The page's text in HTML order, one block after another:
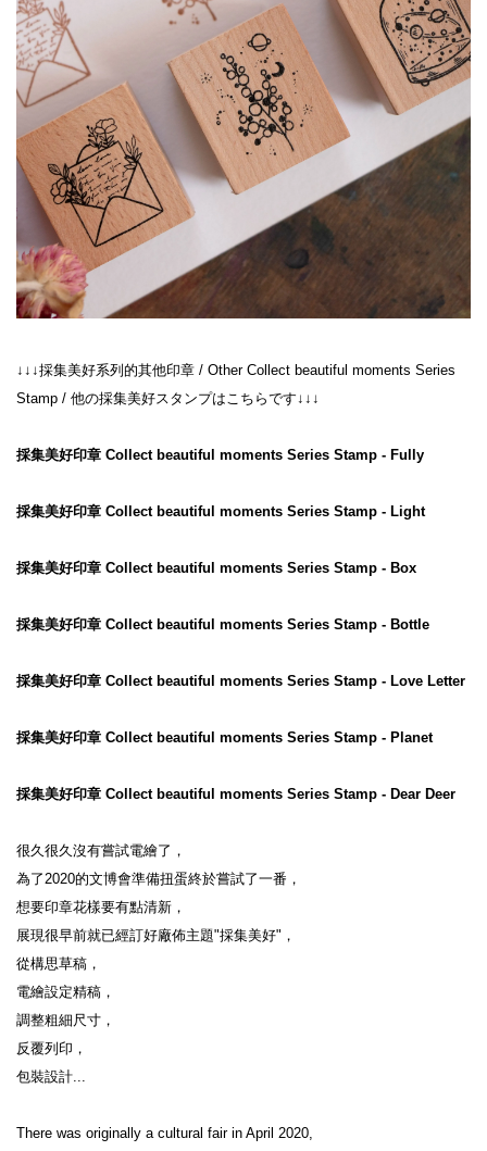
↓↓↓採集美好系列的其他印章 / Other Collect beautiful moments Series
Stamp / 他の採集美好スタンプはこちらです↓↓↓
採集美好印章 Collect beautiful moments Series Stamp - Fully
採集美好印章 Collect beautiful moments Series Stamp - Light
採集美好印章 Collect beautiful moments Series Stamp - Box
採集美好印章 Collect beautiful moments Series Stamp - Bottle
採集美好印章 Collect beautiful moments Series Stamp - Love Letter
採集美好印章 Collect beautiful moments Series Stamp - Planet
採集美好印章 Collect beautiful moments Series Stamp - Dear Deer
很久很久沒有嘗試電繪了，
為了2020的文博會準備扭蛋終於嘗試了一番，
想要印章花樣要有點清新，
展現很早前就已經訂好廠佈主題"採集美好"，
從構思草稿，
電繪設定精稿，
調整粗細尺寸，
反覆列印，
包裝設計...
There was originally a cultural fair in April 2020,